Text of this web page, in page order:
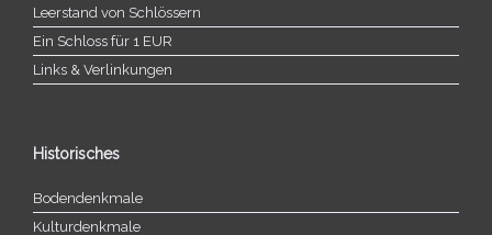
Leerstand von Schlössern
Ein Schloss für 1 EUR
Links & Verlinkungen
Historisches
Bodendenkmale
Kulturdenkmale